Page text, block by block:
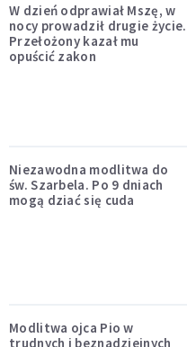
W dzień odprawiał Mszę, w
nocy prowadził drugie życie.
Przełożony kazał mu
opuścić zakon
Niezawodna modlitwa do
św. Szarbela. Po 9 dniach
mogą dziać się cuda
Modlitwa ojca Pio w
trudnych i beznadziejnych